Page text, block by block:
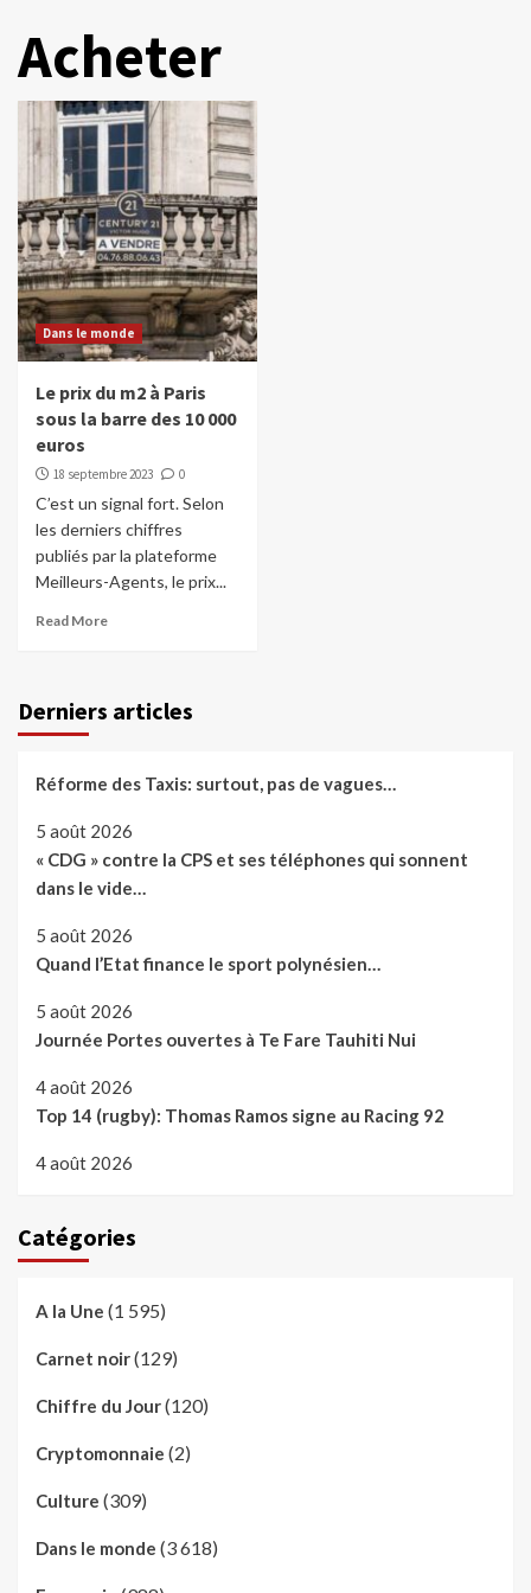
Acheter
Dans le monde
Le prix du m2 à Paris
sous la barre des 10 000
euros
18 septembre 2023 0
C’est un signal fort. Selon
les derniers chiffres
publiés par la plateforme
Meilleurs-Agents, le prix...
Read More
Derniers articles
Réforme des Taxis: surtout, pas de vagues…
5 août 2026
« CDG » contre la CPS et ses téléphones qui sonnent
dans le vide…
5 août 2026
Quand l’Etat finance le sport polynésien…
5 août 2026
Journée Portes ouvertes à Te Fare Tauhiti Nui
4 août 2026
Top 14 (rugby): Thomas Ramos signe au Racing 92
4 août 2026
Catégories
A la Une (1 595)
Carnet noir(129)
Chiffre du Jour(120)
Cryptomonnaie (2)
Culture (309)
Dans le monde (3 618)